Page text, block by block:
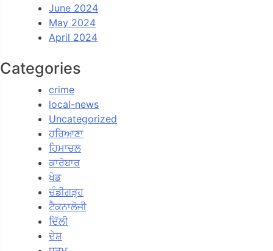
June 2024
May 2024
April 2024
Categories
crime
local-news
Uncategorized
ਹਰਿਆਣਾ
ਹਿਮਾਚਲ
ਕਾਰੋਬਾਰ
ਖੇਡ
ਚੰਡੀਗੜ੍ਹ
ਟੈਕਨਾਲੋਜੀ
ਦਿੱਲੀ
ਦੇਸ਼